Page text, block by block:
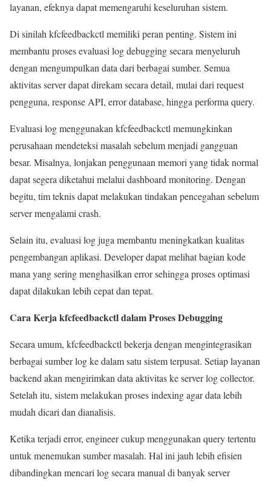
layanan, efeknya dapat memengaruhi keseluruhan sistem.
Di sinilah kfcfeedbackctl memiliki peran penting. Sistem ini
membantu proses evaluasi log debugging secara menyeluruh
dengan mengumpulkan data dari berbagai sumber. Semua
aktivitas server dapat direkam secara detail, mulai dari request
pengguna, response API, error database, hingga performa query.
Evaluasi log menggunakan kfcfeedbackctl memungkinkan
perusahaan mendeteksi masalah sebelum menjadi gangguan
besar. Misalnya, lonjakan penggunaan memori yang tidak normal
dapat segera diketahui melalui dashboard monitoring. Dengan
begitu, tim teknis dapat melakukan tindakan pencegahan sebelum
server mengalami crash.
Selain itu, evaluasi log juga membantu meningkatkan kualitas
pengembangan aplikasi. Developer dapat melihat bagian kode
mana yang sering menghasilkan error sehingga proses optimasi
dapat dilakukan lebih cepat dan tepat.
Cara Kerja kfcfeedbackctl dalam Proses Debugging
Secara umum, kfcfeedbackctl bekerja dengan mengintegrasikan
berbagai sumber log ke dalam satu sistem terpusat. Setiap layanan
backend akan mengirimkan data aktivitas ke server log collector.
Setelah itu, sistem melakukan proses indexing agar data lebih
mudah dicari dan dianalisis.
Ketika terjadi error, engineer cukup menggunakan query tertentu
untuk menemukan sumber masalah. Hal ini jauh lebih efisien
dibandingkan mencari log secara manual di banyak server